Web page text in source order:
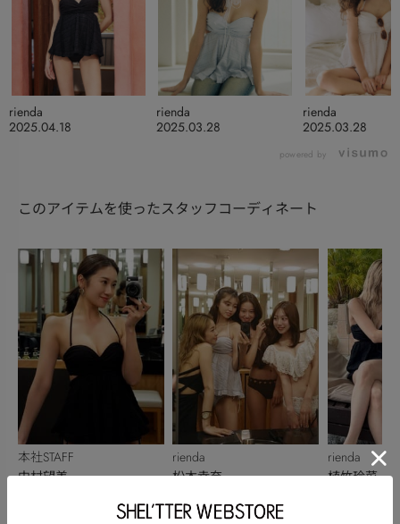
2025.04.18
rienda
2025.03.28
rienda
2025.03.28
rienda
powered by
このアイテムを使ったスタッフコーディネート
本社STAFF
中村望美
rienda
松本幸奈
rienda
植竹玲菜